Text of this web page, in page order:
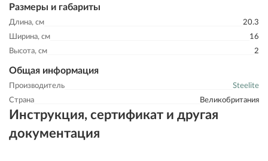
Размеры и габариты
Длина, см
20.3
Ширина, см
16
Высота, см
2
Общая информация
Производитель
Steelite
Страна
Великобритания
Инструкция, сертификат и другая
документация